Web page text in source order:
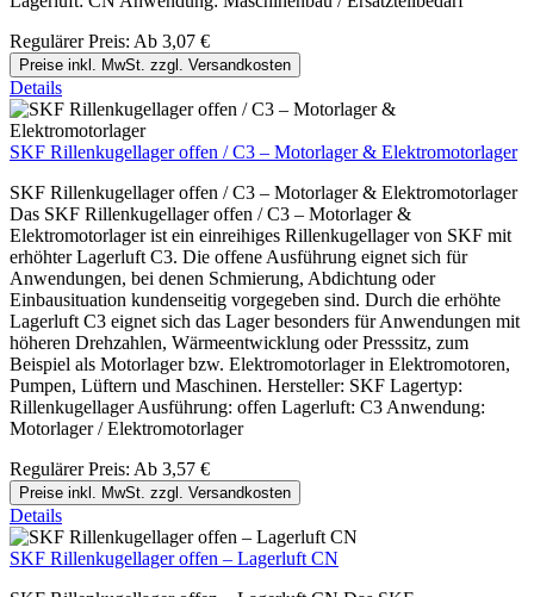
Regulärer Preis: Ab 3,07 €
Preise inkl. MwSt. zzgl. Versandkosten
Details
SKF Rillenkugellager offen / C3 – Motorlager & Elektromotorlager
SKF Rillenkugellager offen / C3 – Motorlager & Elektromotorlager
Das SKF Rillenkugellager offen / C3 – Motorlager &
Elektromotorlager ist ein einreihiges Rillenkugellager von SKF mit
erhöhter Lagerluft C3. Die offene Ausführung eignet sich für
Anwendungen, bei denen Schmierung, Abdichtung oder
Einbausituation kundenseitig vorgegeben sind. Durch die erhöhte
Lagerluft C3 eignet sich das Lager besonders für Anwendungen mit
höheren Drehzahlen, Wärmeentwicklung oder Presssitz, zum
Beispiel als Motorlager bzw. Elektromotorlager in Elektromotoren,
Pumpen, Lüftern und Maschinen. Hersteller: SKF Lagertyp:
Rillenkugellager Ausführung: offen Lagerluft: C3 Anwendung:
Motorlager / Elektromotorlager
Regulärer Preis: Ab 3,57 €
Preise inkl. MwSt. zzgl. Versandkosten
Details
SKF Rillenkugellager offen – Lagerluft CN